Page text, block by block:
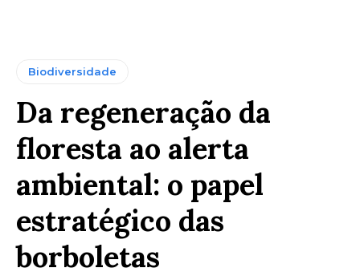
Biodiversidade
Da regeneração da
floresta ao alerta
ambiental: o papel
estratégico das
borboletas